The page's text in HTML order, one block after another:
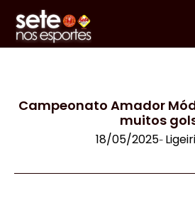
Campeonato Amador
muitos
18/05/2025-